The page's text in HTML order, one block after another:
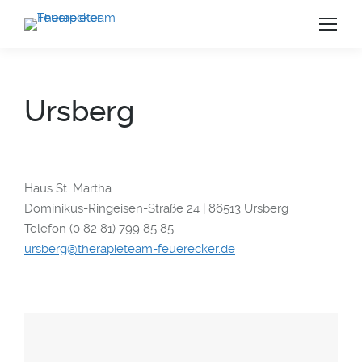
Ursberg
Haus St. Martha
Dominikus-Ringeisen-Straße 24 | 86513 Ursberg
Telefon (0 82 81) 799 85 85
ursberg@therapieteam-feuerecker.de